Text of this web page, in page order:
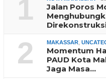
1
Jalan Poros
2 MAKASSAR
Momentum
PAUD Kota
Jaga Masa…